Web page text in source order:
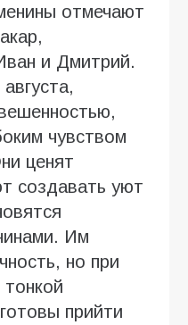
отмечают
и Дмитрий.
чувством
ценят
создавать уют
Им
но при
прийти